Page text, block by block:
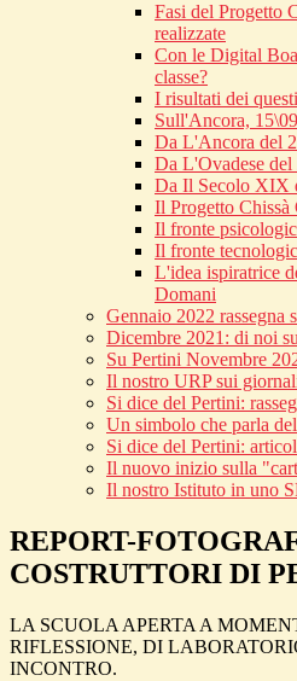
Fasi del Progetto
realizzate
Con le Digital
classe?
I risultati dei
Sull'Ancora,
Da L'Ancora del
Da L'Ovadese del
Da Il Secolo XIX
Il Progetto Chissà
Il fronte
Il fronte
L'idea ispiratrice
Domani
Gennaio 2022 rassegna
Dicembre 2021: di noi
Su Pertini Novembre
Il nostro URP sui
Si dice del Pertini:
Un simbolo che parla
Si dice del Pertini:
Il nuovo inizio sulla
Il nostro Istituto in uno
REPORT-
COSTRUTTORI DI
LA SCUOLA APERTA A
RIFLESSIONE, DI
INCONTRO.